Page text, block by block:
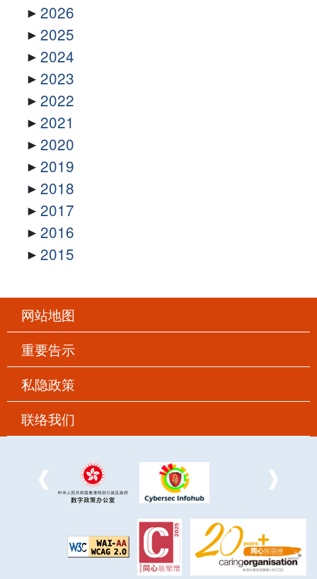
2026
2025
2024
2023
2022
2021
2020
2019
2018
2017
2016
2015
网站地图
重要告示
私隐政策
联络我们